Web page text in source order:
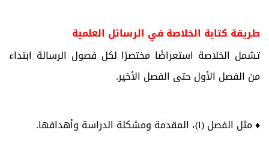
طريقة كتابة الخلاصة في الرسائل العلمية
تشمل الخلاصة استعراضًا مختصرًا لكل فصول الرسالة ابتداء
من الفصل الأول حتى الفصل الأخير.
♦ مثل الفصل (١)، المقدمة ومشكلة الدراسة وأهدافها.